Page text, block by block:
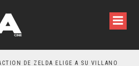
DE ZELDA ELIGE A SU VILLANO